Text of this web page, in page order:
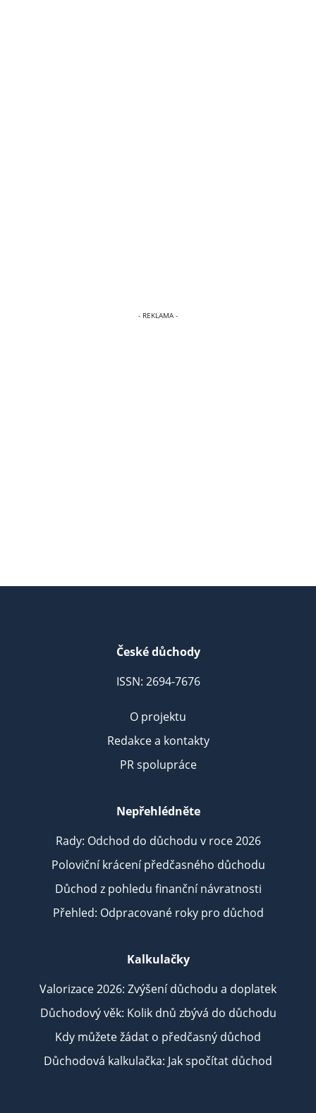
České důchody
ISSN: 2694-7676
O projektu
Redakce a kontakty
PR spolupráce
Nepřehlédněte
Rady: Odchod do důchodu v roce 2026
Poloviční krácení předčasného důchodu
Důchod z pohledu finanční návratnosti
Přehled: Odpracované roky pro důchod
Kalkulačky
Valorizace 2026: Zvýšení důchodu a doplatek
Důchodový věk: Kolik dnů zbývá do důchodu
Kdy můžete žádat o předčasný důchod
Důchodová kalkulačka: Jak spočítat důchod